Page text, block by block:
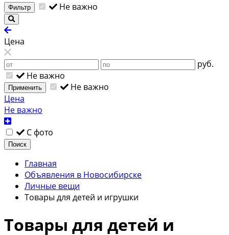
Фильтр Не важно
Цена
руб.
Не важно
Применить
Не важно
Цена
Не важно
С фото
Поиск
Главная
Объявления в Новосибирске
Личные вещи
Товары для детей и игрушки
Товары для детей и